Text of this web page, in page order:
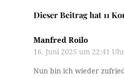
Dieser Beitrag hat 11
Manfred Roilo
16. Juni 2025 um 22:41 Uhr
Nun bin ich wieder